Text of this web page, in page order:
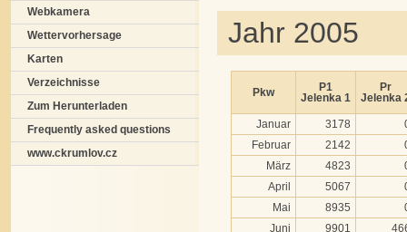
Jahr 2005
Pkw
P1
Jelenka 1
Pr
Jelenka
Januar 3178
Februar
2142
März
4823
April
5067
Mai
8935
Juni
9901
Webkamera
Wettervorhersage
Karten
Verzeichnisse
Zum Herunterladen
Frequently asked questions
www.ckrumlov.cz